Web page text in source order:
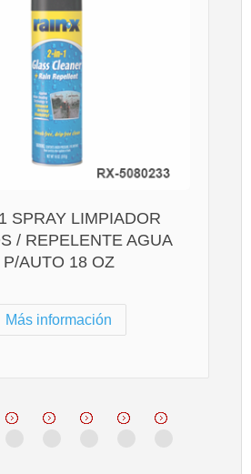
SPRAY LIMPIADOR
/ REPELENTE AGUA
P/AUTO 18 OZ
Más información